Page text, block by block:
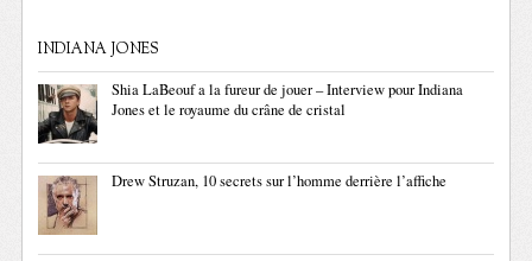
INDIANA JONES
Shia LaBeouf a la fureur de jouer – Interview pour Indiana
Jones et le royaume du crâne de cristal
Drew Struzan, 10 secrets sur l’homme derrière l’affiche